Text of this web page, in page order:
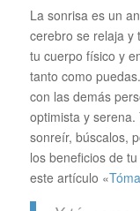
La sonrisa es un
cerebro se relaja y
tu cuerpo físico y
tanto como
con las demás
optimista y
sonreír, búscalos,
los beneficios de
este artículo «